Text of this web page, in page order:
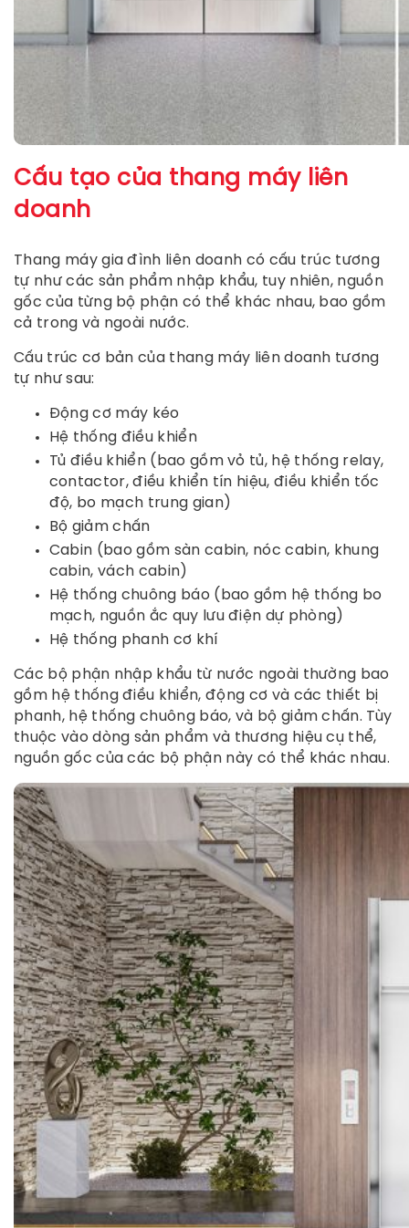
Cấu tạo của thang máy liên
doanh
Thang máy gia đình liên doanh có cấu trúc tương
tự như các sản phẩm nhập khẩu, tuy nhiên, nguồn
gốc của từng bộ phận có thể khác nhau, bao gồm
cả trong và ngoài nước.
Cấu trúc cơ bản của thang máy liên doanh tương
tự như sau:
Động cơ máy kéo
Hệ thống điều khiển
Tủ điều khiển (bao gồm vỏ tủ, hệ thống relay,
contactor, điều khiển tín hiệu, điều khiển tốc
độ, bo mạch trung gian)
Bộ giảm chấn
Cabin (bao gồm sàn cabin, nóc cabin, khung
cabin, vách cabin)
Hệ thống chuông báo (bao gồm hệ thống bo
mạch, nguồn ắc quy lưu điện dự phòng)
Hệ thống phanh cơ khí
Các bộ phận nhập khẩu từ nước ngoài thường bao
gồm hệ thống điều khiển, động cơ và các thiết bị
phanh, hệ thống chuông báo, và bộ giảm chấn. Tùy
thuộc vào dòng sản phẩm và thương hiệu cụ thể,
nguồn gốc của các bộ phận này có thể khác nhau.